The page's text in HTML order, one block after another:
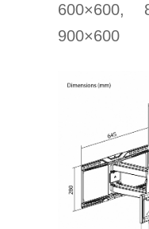
600×600,
900×600